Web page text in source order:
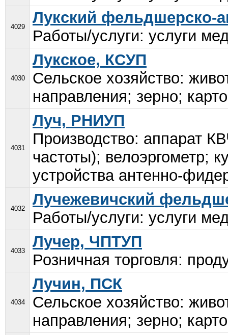
4029
Лукский фельдшерско-
Работы/услуги: услуги
4030
Лукское, КСУП
Сельское хозяйство:
направления; зерно;
4031
Луч, РНИУП
Производство: аппарат
частоты); велоэргометр;
устройства антенно-
4032
Лучежевичский
Работы/услуги: услуги
4033
Лучер, ЧПТУП
Розничная торговля:
4034
Лучин, ПСК
Сельское хозяйство:
направления; зерно;